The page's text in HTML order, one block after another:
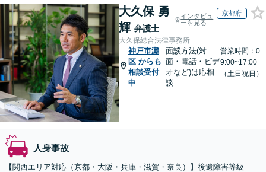
大久保 勇
輝 弁護士
インタビュ
ーを見る
京都府
大久保総合法律事務所
神戸市灘
区 からも
相談受付
中
面談方法(対
面・電話・ビデ
オなど)は応相
談
営業時間：0
9:00~17:00
（土日祝日）
人身事故
【関西エリア対応（京都・大阪・兵庫・滋賀・奈良）】後遺障害等級